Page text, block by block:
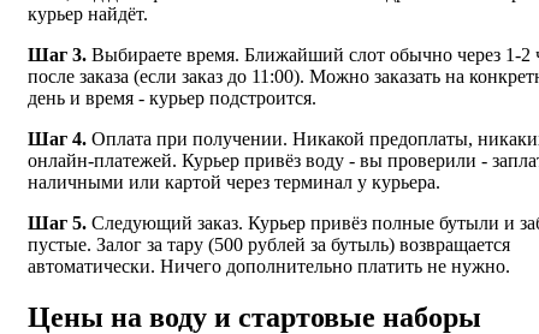
курьер найдёт.
Шаг 3. Выбираете время. Ближайший слот обычно через 1-2
после заказа (если заказ до 11:00). Можно заказать на
день и время - курьер подстроится.
Шаг 4. Оплата при получении. Никакой предоплаты,
онлайн-платежей. Курьер привёз воду - вы проверили -
наличными или картой через терминал у курьера.
Шаг 5. Следующий заказ. Курьер привёз полные бутыли и
пустые. Залог за тару (500 рублей за бутыль) возвращается
автоматически. Ничего дополнительно платить не нужно.
Цены на воду и стартовые наборы